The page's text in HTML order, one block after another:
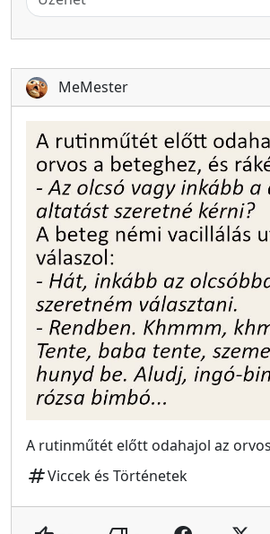
MeMester
A rutinműtét előtt odahajol az
tagViccek és Történetek